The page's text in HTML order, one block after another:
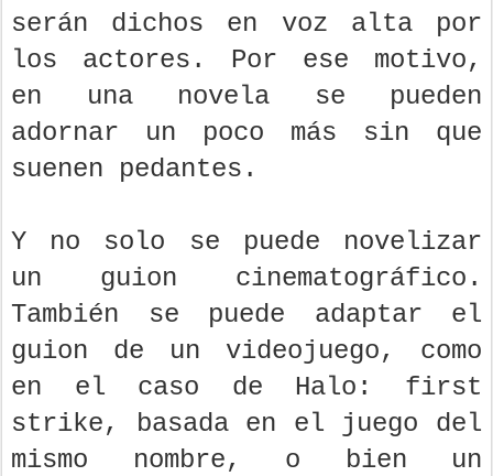
serán dichos en voz alta por
los actores. Por ese motivo,
en una novela se pueden
adornar un poco más sin que
suenen pedantes.
Y no solo se puede novelizar
un guion cinematográfico.
También se puede adaptar el
guion de un videojuego, como
en el caso de Halo: first
strike, basada en el juego del
mismo nombre, o bien un